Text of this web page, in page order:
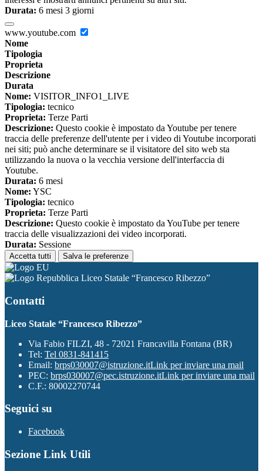
Durata: 6 mesi 3 giorni
www.youtube.com
Nome
Tipologia
Proprieta
Descrizione
Durata
Nome: VISITOR_INFO1_LIVE
Tipologia: tecnico
Proprieta: Terze Parti
Descrizione: Questo cookie è impostato da Youtube per tenere
traccia delle preferenze dell'utente per i video di Youtube incorporati
nei siti; può anche determinare se il visitatore del sito web sta
utilizzando la nuova o la vecchia versione dell'interfaccia di
Youtube.
Durata: 6 mesi
Nome: YSC
Tipologia: tecnico
Proprieta: Terze Parti
Descrizione: Questo cookie è impostato da YouTube per tenere
traccia delle visualizzazioni dei video incorporati.
Durata: Sessione
Accetta tutti Salva le preferenze
Liceo Statale “Francesco Ribezzo”
Contatti
Liceo Statale “Francesco Ribezzo”
Via Fabio FILZI, 48 - 72021 Francavilla Fontana (BR)
Tel: Tel 0831-841415
Email: brps030007@istruzione.itLink per inviare una mail
PEC: brps030007@pec.istruzione.itLink per inviare una mail
C.F.: 80002270744
Seguici su
Facebook
Sezione Link Utili